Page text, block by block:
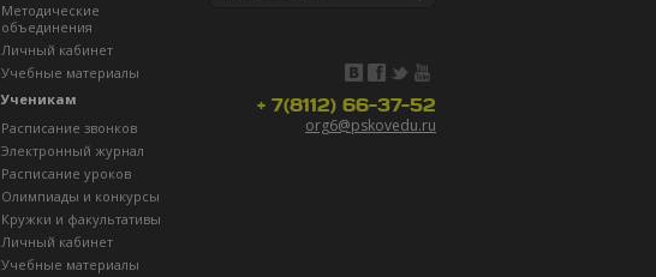
Методические
объединения
Личный кабинет
Учебные материалы
Ученикам
Расписание звонков
Электронный журнал
Расписание уроков
Олимпиады и конкурсы
Кружки и факультативы
Личный кабинет
Учебные материалы
+ 7(8112) 66-37-52
org6@pskovedu.ru